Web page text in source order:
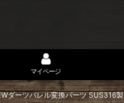
マイページ
ダーツバレル変換パーツ SUS316製